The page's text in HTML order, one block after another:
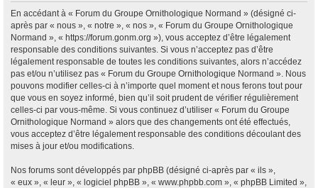
En accédant à « Forum du Groupe Ornithologique Normand » (désigné ci-
après par « nous », « notre », « nos », « Forum du Groupe Ornithologique
Normand », « https://forum.gonm.org »), vous acceptez d’être légalement
responsable des conditions suivantes. Si vous n’acceptez pas d’être
légalement responsable de toutes les conditions suivantes, alors n’accédez
pas et/ou n’utilisez pas « Forum du Groupe Ornithologique Normand ». Nous
pouvons modifier celles-ci à n’importe quel moment et nous ferons tout pour
que vous en soyez informé, bien qu’il soit prudent de vérifier régulièrement
celles-ci par vous-même. Si vous continuez d’utiliser « Forum du Groupe
Ornithologique Normand » alors que des changements ont été effectués,
vous acceptez d’être légalement responsable des conditions découlant des
mises à jour et/ou modifications.
Nos forums sont développés par phpBB (désigné ci-après par « ils »,
« eux », « leur », « logiciel phpBB », « www.phpbb.com », « phpBB Limited »,